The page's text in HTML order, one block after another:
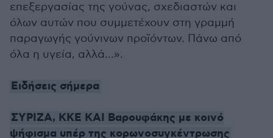
επεξεργασίας της γούνας, σχεδιαστών και
όλων αυτών που συμμετέχουν στη γραμμή
παραγωγής γούνινων προϊόντων. Πάνω από
όλα η υγεία, αλλά…».
Ειδήσεις σήμερα
ΣΥΡΙΖΑ, ΚΚΕ ΚΑΙ Βαρουφάκης με κοινό
ψήφισμα υπέρ της κορωνοσυγκέντρωσης